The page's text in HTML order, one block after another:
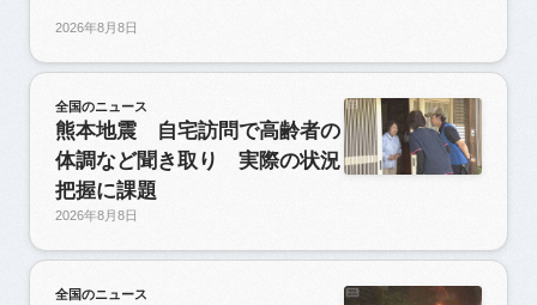
2026年8月8日
全国のニュース
熊本地震 自宅訪問で高齢者の
体調など聞き取り 実際の状況
把握に課題
2026年8月8日
全国のニュース